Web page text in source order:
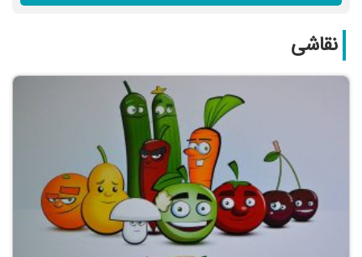
نقاشی